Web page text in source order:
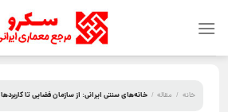
خانه / مقاله / خانه‌های سنتی ایرانی: از سازمان فضایی تا